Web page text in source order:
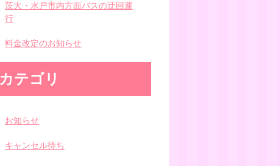
茨大・水戸市内方面バスの迂回運
行
料金改定のお知らせ
カテゴリ
お知らせ
キャンセル待ち